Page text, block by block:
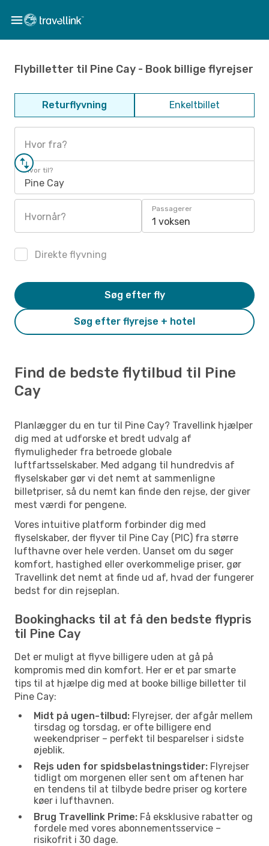
Flybilletter til Pine Cay - Book billige flyrejser
Returflyvning Enkeltbillet
Hvor fra?
Hvor til?
Pine Cay
Hvornår?
Passagerer
1 voksen
Direkte flyvning
Søg efter flyrejse + hotel
Søg efter fly
Find de bedste flytilbud til Pine
Cay
Planlægger du en tur til Pine Cay? Travellink hjælper
dig med at udforske et bredt udvalg af
flymuligheder fra betroede globale
luftfartsselskaber. Med adgang til hundredvis af
flyselskaber gør vi det nemt at sammenligne
billetpriser, så du nemt kan finde den rejse, der giver
mest værdi for pengene.
Vores intuitive platform forbinder dig med
flyselskaber, der flyver til Pine Cay (PIC) fra større
lufthavne over hele verden. Uanset om du søger
komfort, hastighed eller overkommelige priser, gør
Travellink det nemt at finde ud af, hvad der fungerer
bedst for din rejseplan.
Bookinghacks til at få den bedste flypris
til Pine Cay
Det er muligt at flyve billigere uden at gå på
kompromis med din komfort. Her er et par smarte
tips til at hjælpe dig med at booke billige billetter til
Pine Cay:
Midt på ugen-tilbud: Flyrejser, der afgår mellem
tirsdag og torsdag, er ofte billigere end
weekendpriser – perfekt til besparelser i sidste
øjeblik.
Rejs uden for spidsbelastningstider: Flyrejser
tidligt om morgenen eller sent om aftenen har
en tendens til at tilbyde bedre priser og kortere
køer i lufthavnen.
Brug Travellink Prime: Få eksklusive rabatter og
fordele med vores abonnementsservice –
risikofrit i 30 dage.